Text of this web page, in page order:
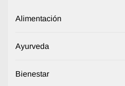
Alimentación
Ayurveda
Bienestar